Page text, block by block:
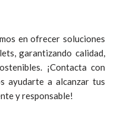
en ofrecer soluciones
garantizando calidad,
¡Contacta con
ayudarte a alcanzar tus
y responsable!